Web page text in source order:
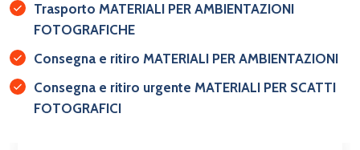
Trasporto MATERIALI PER AMBIENTAZIONI
FOTOGRAFICHE
Consegna e ritiro MATERIALI PER AMBIENTAZIONI
Consegna e ritiro urgente MATERIALI PER SCATTI
FOTOGRAFICI